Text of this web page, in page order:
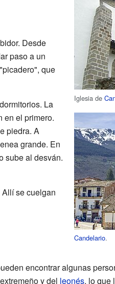
Iglesia de
Candelario.
Desde
paso a un
que
La
en el primero.
piedra. A
grande. En
sube al desván.
se cuelgan
encontrar algunas
y del leonés, lo que